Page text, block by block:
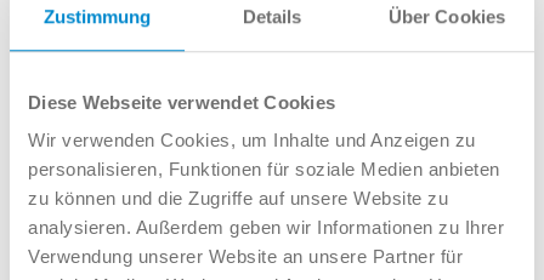
Zustimmung Details Über Cookies
Diese Webseite verwendet Cookies
Wir verwenden Cookies, um Inhalte und Anzeigen zu
personalisieren, Funktionen für soziale Medien anbieten
zu können und die Zugriffe auf unsere Website zu
analysieren. Außerdem geben wir Informationen zu Ihrer
Verwendung unserer Website an unsere Partner für
mkokott@potthoff.de
Marvin Meier
Verkauf VW NW
02381 7998-232
mmeier@potthoff.de